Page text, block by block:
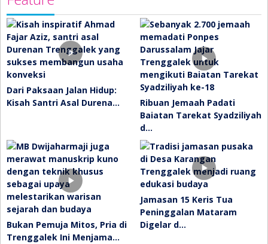
Dari Paksaan Jalan Hidup:
Kisah Santri Asal Durena…
Ribuan Jemaah Padati
Baiatan Tarekat Syadziliyah
d…
Bukan Pemuja Mitos, Pria di
Trenggalek Ini Menjama…
Jamasan 15 Keris Tua
Peninggalan Mataram
Digelar d…